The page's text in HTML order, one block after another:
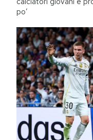
po’